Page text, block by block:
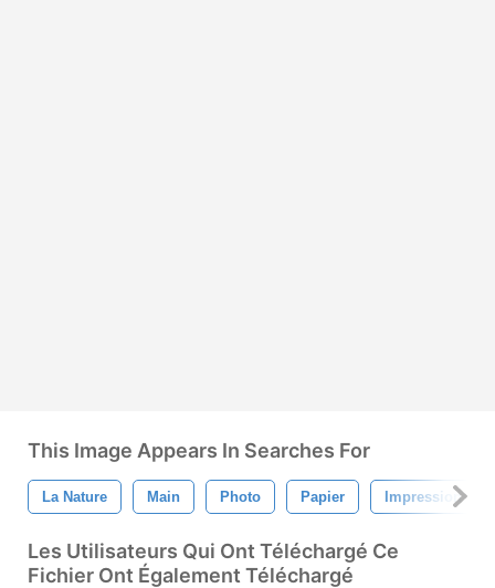
This Image Appears In Searches For
La Nature Main Photo Papier Impression
Les Utilisateurs Qui Ont Téléchargé Ce
Fichier Ont Également Téléchargé